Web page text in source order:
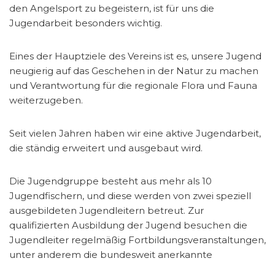
den Angelsport zu begeistern, ist für uns die
Jugendarbeit besonders wichtig.
Eines der Hauptziele des Vereins ist es, unsere Jugend
neugierig auf das Geschehen in der Natur zu machen
und Verantwortung für die regionale Flora und Fauna
weiterzugeben.
Seit vielen Jahren haben wir eine aktive Jugendarbeit,
die ständig erweitert und ausgebaut wird.
Die Jugendgruppe besteht aus mehr als 10
Jugendfischern, und diese werden von zwei speziell
ausgebildeten Jugendleitern betreut. Zur
qualifizierten Ausbildung der Jugend besuchen die
Jugendleiter regelmäßig Fortbildungsveranstaltungen,
unter anderem die bundesweit anerkannte